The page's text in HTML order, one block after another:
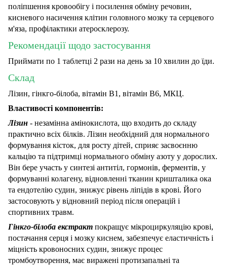
поліпшення кровообігу і посилення обміну речовин,
кисневого насичення клітин головного мозку та серцевого
м'яза, профілактики атеросклерозу.
Рекомендації щодо застосування
Приймати по 1 таблетці 2 рази на день за 10 хвилин до їди.
Склад
Лізин, гінкго-білоба, вітамін В1, вітамін В6, МКЦ.
Властивості компонентів:
Лізин - незамінна амінокислота, що входить до складу
практично всіх білків. Лізин необхідний для нормального
формування кісток, для росту дітей, сприяє засвоєнню
кальцію та підтримці нормального обміну азоту у дорослих.
Він бере участь у синтезі антитіл, гормонів, ферментів, у
формуванні колагену, відновленні тканин кришталика ока
та ендотелію судин, знижує рівень ліпідів в крові. Його
застосовують у відновний період після операцій і
спортивних травм.
Гінкго-білоба екстракт покращує мікроциркуляцію крові,
постачання серця і мозку киснем, забезпечує еластичність і
міцність кровоносних судин, знижує процес
тромбоутворення, має виражені протизапальні та